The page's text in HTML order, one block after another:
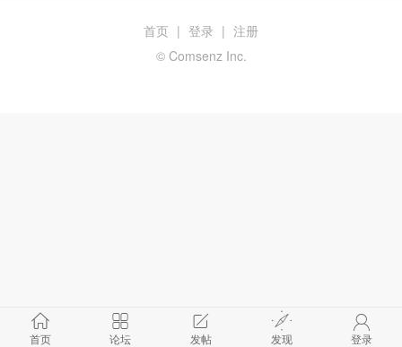
首页 论坛 发帖 发现 登录
首页 | 登录 | 注册
© Comsenz Inc.